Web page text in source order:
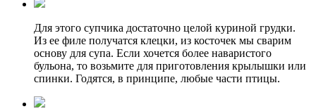
Для этого супчика достаточно целой куриной грудки.
Из ее филе получатся клецки, из косточек мы сварим
основу для супа. Если хочется более наваристого
бульона, то возьмите для приготовления крылышки или
спинки. Годятся, в принципе, любые части птицы.